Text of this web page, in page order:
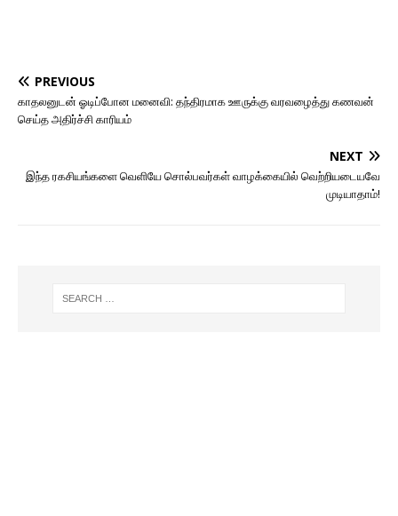
PREVIOUS
காதலனுடன் ஓடிப்போன மனைவி: தந்திரமாக ஊருக்கு வரவழைத்து கணவன்
செய்த அதிர்ச்சி காரியம்
NEXT
இந்த ரகசியங்களை வெளியே சொல்பவர்கள் வாழக்கையில் வெற்றியடையவே
முடியாதாம்!